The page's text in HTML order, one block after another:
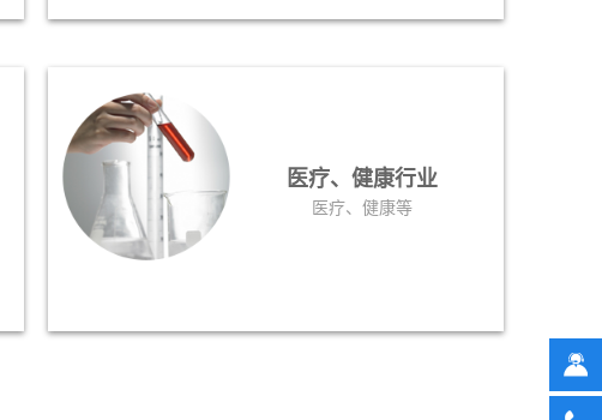
医疗、健康行业
医疗、健康等